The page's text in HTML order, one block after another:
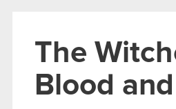
The
Blood